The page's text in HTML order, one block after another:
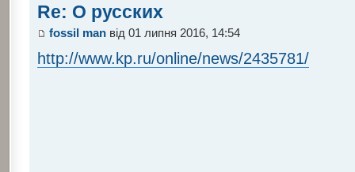
Re: О русских
fossil manвід 01 липня 2016, 14:54
http://www.kp.ru/online/news/2435781/